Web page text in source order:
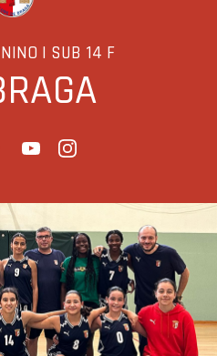
| SUB 14 F